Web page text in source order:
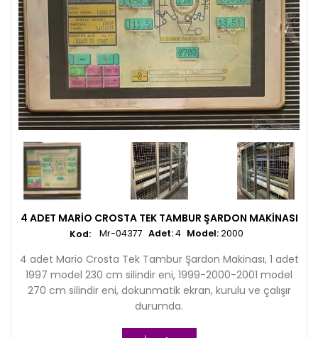
4 ADET MARIO CROSTA TEK TAMBUR ŞARDON MAKINASI
Adet:4 Model:2000
Mr-04377
4 adet Mario Crosta Tek Tambur Şardon Makinası, 1 adet
1997 model 230 cm silindir eni, 1999-2000-2001 model
270 cm silindir eni, dokunmatik ekran, kurulu ve çalışır
durumda.